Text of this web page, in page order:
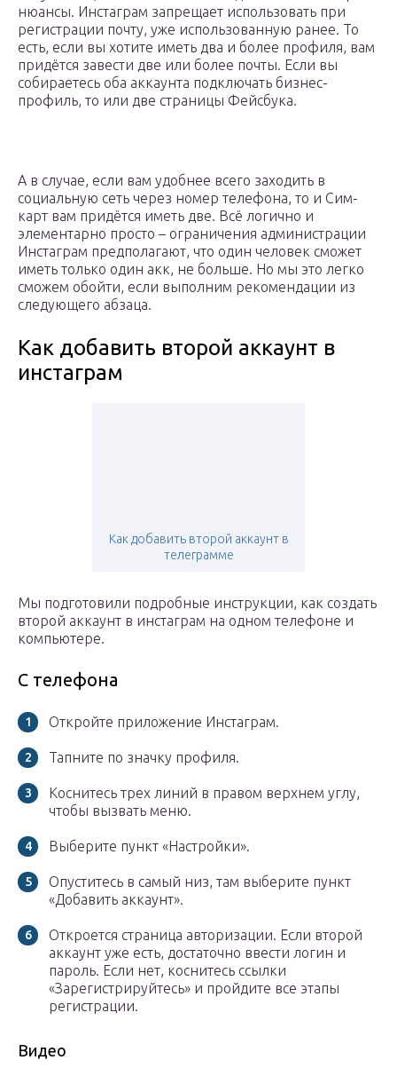
нюансы. Инстаграм запрещает использовать при
регистрации почту, уже использованную ранее. То
есть, если вы хотите иметь два и более профиля, вам
придётся завести две или более почты. Если вы
собираетесь оба аккаунта подключать бизнес-
профиль, то или две страницы Фейсбука.
А в случае, если вам удобнее всего заходить в
социальную сеть через номер телефона, то и Сим-
карт вам придётся иметь две. Всё логично и
элементарно просто – ограничения администрации
Инстаграм предполагают, что один человек сможет
иметь только один акк, не больше. Но мы это легко
сможем обойти, если выполним рекомендации из
следующего абзаца.
Как добавить второй аккаунт в
инстаграм
Как добавить второй аккаунт в
телеграмме
Мы подготовили подробные инструкции, как создать
второй аккаунт в инстаграм на одном телефоне и
компьютере.
С телефона
Откройте приложение Инстаграм.
Тапните по значку профиля.
Коснитесь трех линий в правом верхнем углу,
чтобы вызвать меню.
Выберите пункт «Настройки».
Опуститесь в самый низ, там выберите пункт
«Добавить аккаунт».
Откроется страница авторизации. Если второй
аккаунт уже есть, достаточно ввести логин и
пароль. Если нет, коснитесь ссылки
«Зарегистрируйтесь» и пройдите все этапы
регистрации.
Видео